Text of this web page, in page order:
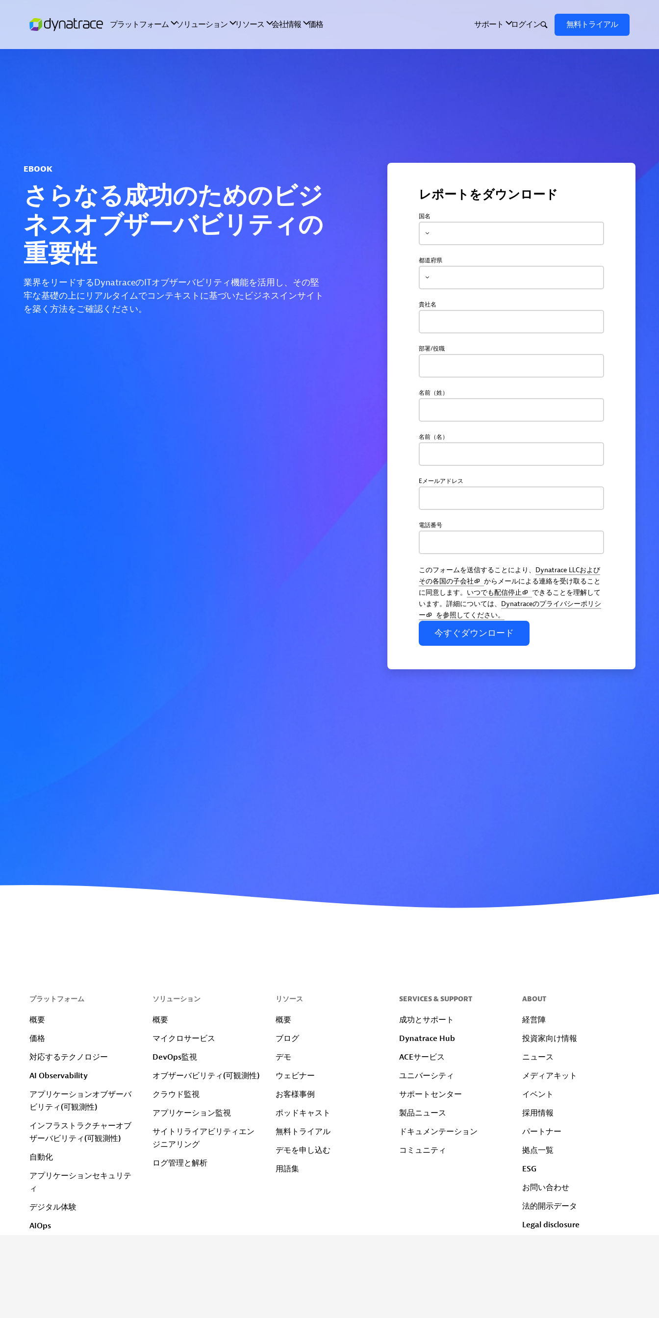
EBOOK
さらなる成功のためのビジ
ネスオブザーバビリティの
重要性
業界をリードするDynatraceのITオブザーバビリティ機能を活用し、その堅
牢な基礎の上にリアルタイムでコンテキストに基づいたビジネスインサイト
を築く方法をご確認ください。
レポートをダウンロード
国名
都道府県
貴社名
部署/役職
名前（姓）
名前（名）
Eメールアドレス
電話番号
このフォームを送信することにより、 Dynatrace LLCおよび
その各国の子会社
からメールによる連絡を受け取ること
に同意します。 いつでも配信停止
できることを理解して
います。詳細については、 Dynatraceのプライバシーポリシ
ー
を参照してください。
今すぐダウンロード